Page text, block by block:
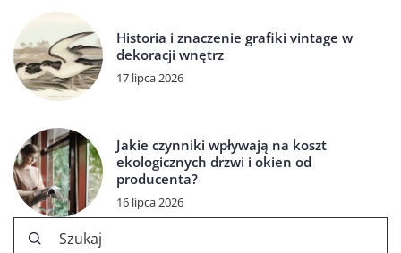
Historia i znaczenie grafiki vintage w
dekoracji wnętrz
17 lipca 2026
Jakie czynniki wpływają na koszt
ekologicznych drzwi i okien od
producenta?
16 lipca 2026